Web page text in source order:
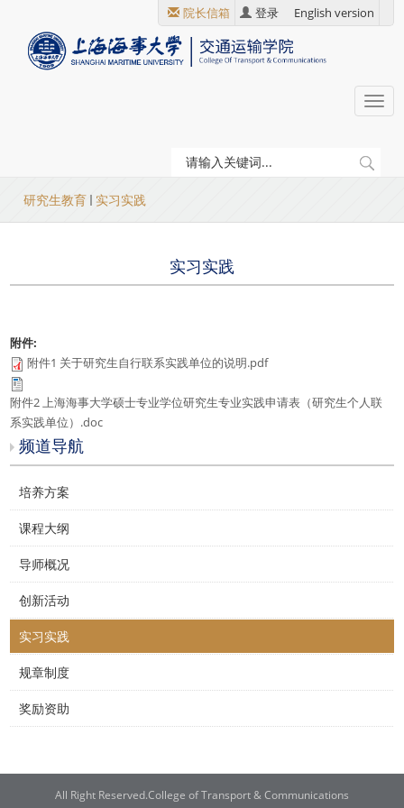
院长信箱 登录 English version
当
前
置
研究生教育 实习实践
实习实践
附件:
附件1 关于研究生自行联系实践单位的说明.pdf
附件2 上海海事大学硕士专业学位研究生专业实践申请表（研究生个人联
系实践单位）.doc
频道导航
培养方案
课程大纲
导师概况
创新活动
实习实践
规章制度
奖励资助
All Right Reserved.College of Transport & Communications